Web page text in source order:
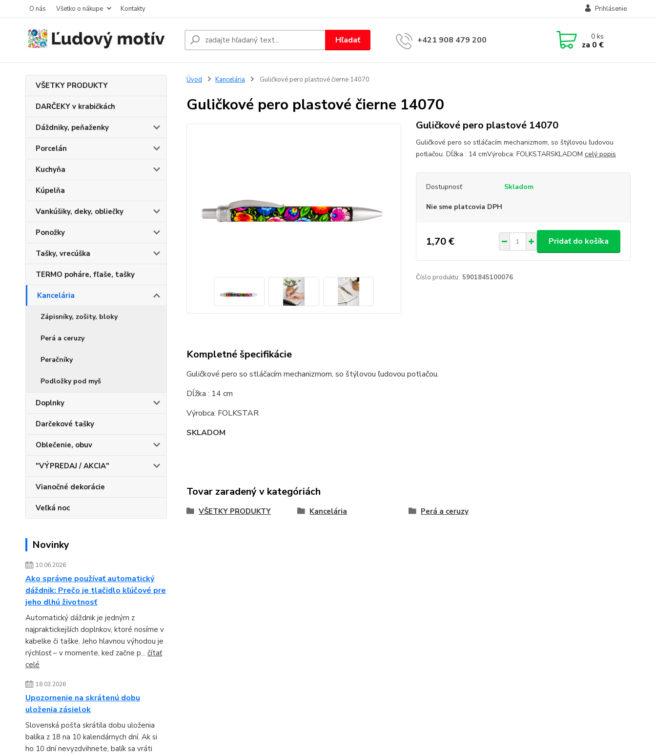
O nás Všetko o nákupe Kontakty Prihlásenie
Hľadať +421 908 479 200 0ks
za 0 €
VŠETKY PRODUKTY
DARČEKY v krabičkách
Dáždniky, peňaženky
Porcelán
Kuchyňa
Kúpelňa
Vankúšiky, deky, obliečky
Ponožky
Tašky, vrecúška
TERMO poháre, fľaše, tašky
Kancelária
Zápisníky, zošity, bloky
Perá a ceruzy
Peračníky
Podložky pod myš
Doplnky
Darčekové tašky
Oblečenie, obuv
"VÝPREDAJ / AKCIA"
Vianočné dekorácie
Veľká noc
Novinky
10.06.2026
Ako správne používať automatický
dáždnik: Prečo je tlačidlo kľúčové pre
jeho dlhú životnosť
Automatický dáždnik je jedným z
najpraktickejších doplnkov, ktoré nosíme v
kabelke či taške. Jeho hlavnou výhodou je
rýchlosť – v momente, keď začne p... čítať
celé
18.03.2026
Upozornenie na skrátenú dobu
uloženia zásielok
Slovenská pošta skrátila dobu uloženia
balíka z 18 na 10 kalendárnych dní. Ak si
ho 10 dní nevyzdvihnete, balík sa vráti
Úvod Kancelária Guličkové pero plastové čierne 14070
Guličkové pero plastové čierne 14070
Guličkové pero plastové 14070
Guličkové pero so stláčacím mechanizmom, so štýlovou ľudovou
potlačou. Dĺžka : 14 cmVýrobca: FOLKSTARSKLADOM celý popis
Dostupnosť Skladom
Nie sme platcovia DPH
1,70 € Pridať do košíka
Číslo produktu: 5901845100076
Kompletné špecifikácie
Guličkové pero so stláčacím mechanizmom, so štýlovou ľudovou potlačou.
Dĺžka : 14 cm
Výrobca: FOLKSTAR
SKLADOM
Tovar zaradený v kategóriách
VŠETKY PRODUKTY Kancelária Perá a ceruzy